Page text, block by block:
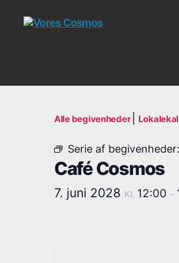
Cosmos
Alle begivenheder
Serie af begivenheder:
Café Cosmos
7. juni 2028 Kl. 12:00 –